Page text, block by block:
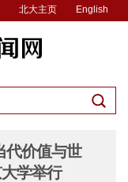
北大主页 English
代价值与世
学举行